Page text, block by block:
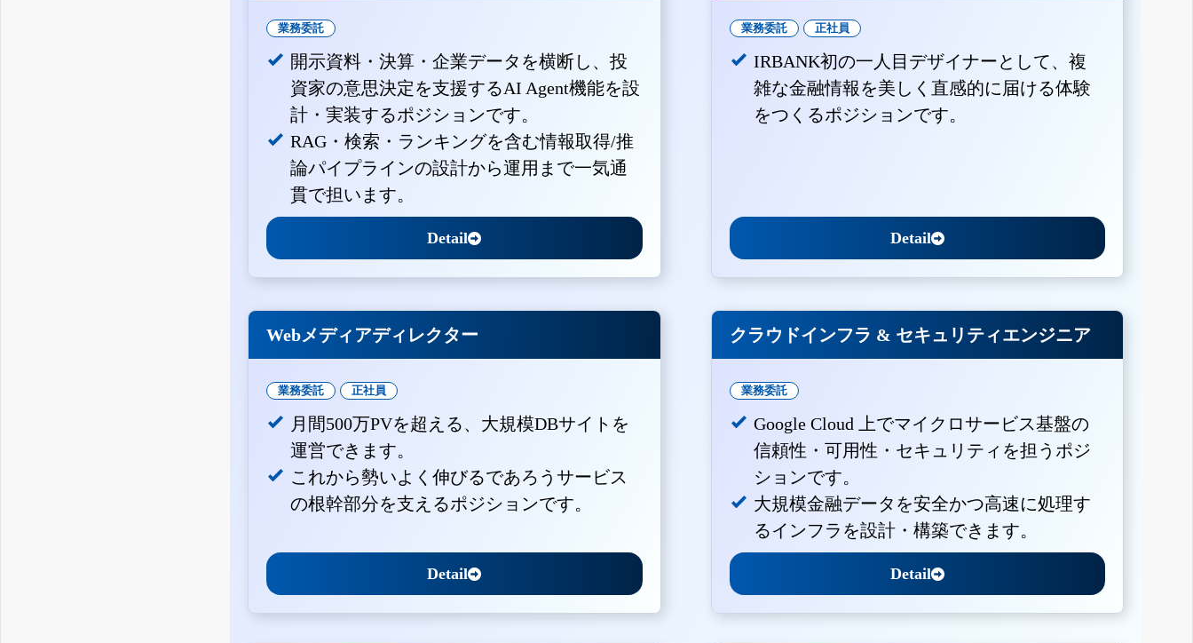
業務委託
開示資料・決算・企業データを横断し、投
資家の意思決定を支援するAI Agent機能を設
計・実装するポジションです。
RAG・検索・ランキングを含む情報取得/推
論パイプラインの設計から運用まで一気通
貫で担います。
Detail
業務委託 正社員
IRBANK初の一人目デザイナーとして、複
雑な金融情報を美しく直感的に届ける体験
をつくるポジションです。
Detail
Webメディアディレクター
業務委託 正社員
月間500万PVを超える、大規模DBサイトを
運営できます。
これから勢いよく伸びるであろうサービス
の根幹部分を支えるポジションです。
Detail
クラウドインフラ & セキュリティエンジニア
業務委託
Google Cloud 上でマイクロサービス基盤の
信頼性・可用性・セキュリティを担うポジ
ションです。
大規模金融データを安全かつ高速に処理す
るインフラを設計・構築できます。
Detail